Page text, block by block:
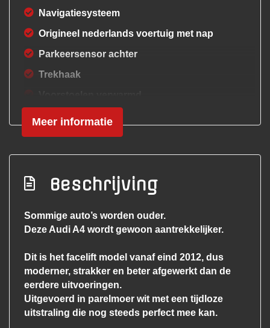
Navigatiesysteem
Origineel nederlands voertuig met nap
Parkeersensor achter
Trekhaak
Exterieur
verwarmbaar
afstandsbediening
Dimlichten automatisch
Getint glas
Koplampen adaptief
Koplampreiniging
Led achterlichten
Meer informatie
Beschrijving
Sommige auto’s worden ouder.
Deze Audi A4 wordt gewoon aantrekkelijker.
Dit is het facelift model vanaf eind 2012, dus
moderner, strakker en beter afgewerkt dan de
eerdere uitvoeringen.
Uitgevoerd in parelmoer wit met een tijdloze
uitstraling die nog steeds perfect mee kan.